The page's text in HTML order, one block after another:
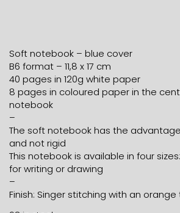
Soft notebook – blue cover
B6 format – 11,8 x 17 cm
40 pages in 120g white paper
8 pages in coloured paper in the
notebook
–
The soft notebook has the
and not rigid
This notebook is available in four sizes:
for writing or drawing
–
Finish: Singer stitching with an